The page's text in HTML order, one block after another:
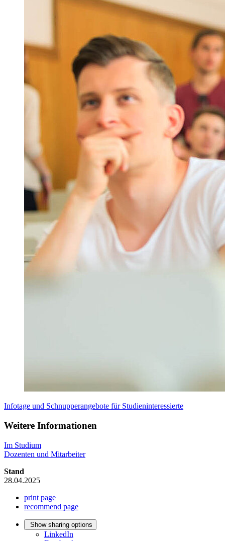
Infotage und Schnupperangebote für Studieninteressierte
Weitere Informationen
Im Studium
Dozenten und Mitarbeiter
Stand
28.04.2025
print page
recommend page
Show sharing options
LinkedIn